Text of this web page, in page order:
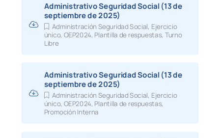
12.05.26
Seguridad SocialRelación definitiva
libre2025
12.05.26
Seguridad SocialRelación definitiva de
libre
12.05.26
Seguridad SocialRelación definitiva
promoción interna
Administrativo Seguridad Social (13 de
septiembre de 2025)
Administración Seguridad Social, Ejercicio
único, OEP2024, Plantilla de respuestas, Turno
Libre
Administrativo Seguridad Social (13 de
septiembre de 2025)
Administración Seguridad Social, Ejercicio
único, OEP2024, Plantilla de respuestas,
Promoción Interna